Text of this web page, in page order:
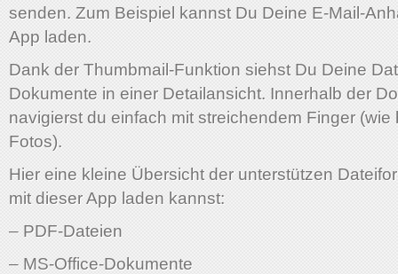
senden. Zum Beispiel kannst Du Deine E-Mail-
App laden.
Dank der Thumbmail-Funktion siehst Du Deine
Dokumente in einer Detailansicht. Innerhalb der
navigierst du einfach mit streichendem Finger (wie
Fotos).
Hier eine kleine Übersicht der unterstützen
mit dieser App laden kannst:
– PDF-Dateien
– MS-Office-Dokumente